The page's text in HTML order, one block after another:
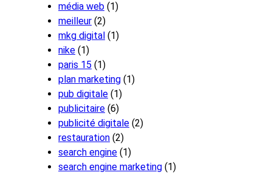
média web (1)
meilleur (2)
mkg digital (1)
nike (1)
paris 15 (1)
plan marketing (1)
pub digitale (1)
publicitaire (6)
publicité digitale (2)
restauration (2)
search engine (1)
search engine marketing (1)